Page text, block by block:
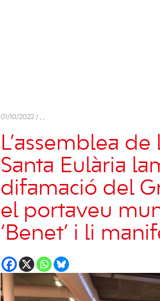
01/10/2022 / , ,
L’assemblea
Santa Eulària
difamació del
el portaveu
‘Benet’ i li